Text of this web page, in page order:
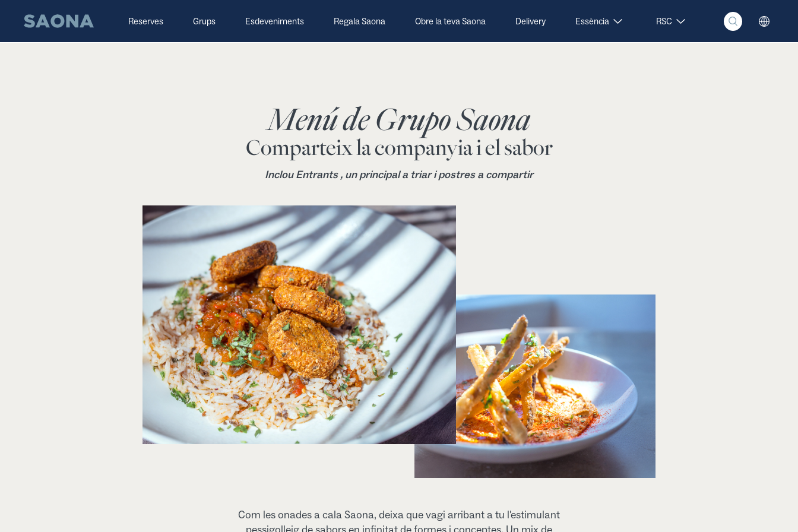
Grupo Saona Reserves Grups Esdeveniments Regala Saona Obre la teva Saona Delivery Essència RSC
Menú de Grupo Saona
Comparteix la companyia i el sabor
Inclou Entrants , un principal a triar i postres a compartir
Com les onades a cala Saona, deixa que vagi arribant a tu l'estimulant